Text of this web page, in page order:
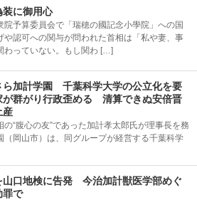
装に御用心
予算委員会で「瑞穂の國記念小學院」への国
や認可への関与が問われた首相は「私や妻、事
わっていない。もし関わ […]
ら加計学園 千葉科学大学の公立化を要
群がり行政歪める 清算できぬ安倍晋
産
“腹心の友”であった加計孝太郎氏が理事長を務
（岡山市）は、同グループが経営する千葉科学
山口地検に告発 今治加計獣医学部めぐ
罪で